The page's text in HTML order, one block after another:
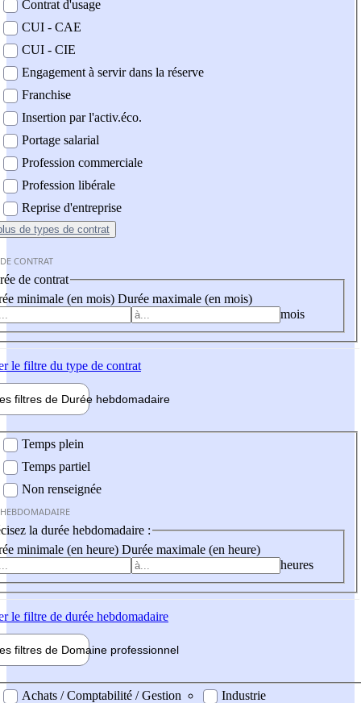
Contrat d'usage
CUI - CAE
CUI - CIE
Engagement à servir dans la réserve
Franchise
Insertion par l'activ.éco.
Portage salarial
Profession commerciale
Profession libérale
Reprise d'entreprise
de types de contrat
CONTRAT
de contrat
minimale (en mois) Durée maximale (en mois)
mois
le filtre du type de contrat
filtres de Durée hebdomadaire
Temps plein
Temps partiel
Non renseignée
la durée hebdomadaire :
minimale (en heure) Durée maximale (en heure)
heures
le filtre de durée hebdomadaire
filtres de Domaine professionnel
professionel
Achats / Comptabilité / Gestion
Industrie